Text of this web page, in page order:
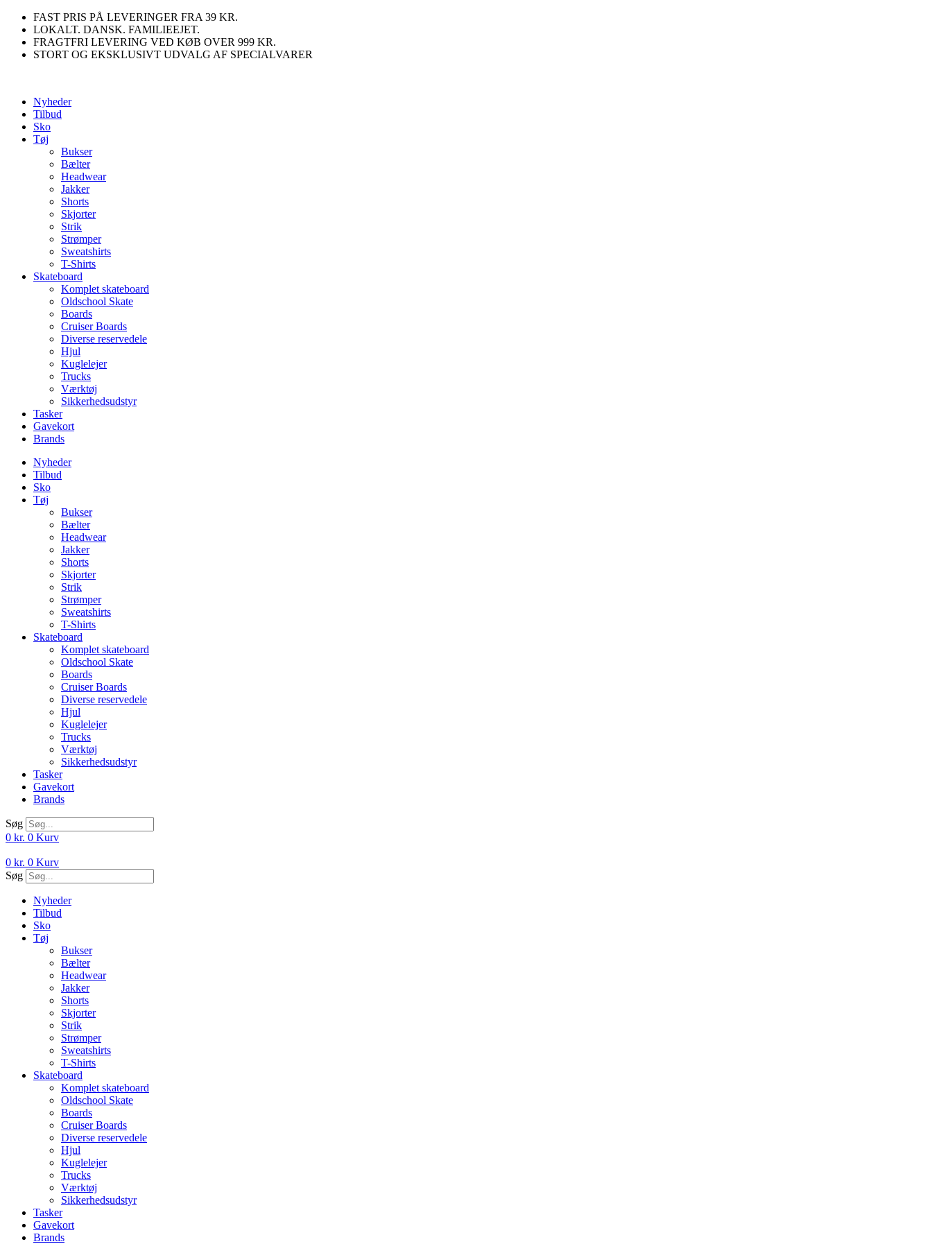
Videre
indhold
FAST PRIS PÅ LEVERINGER FRA 39 KR.
LOKALT. DANSK. FAMILIEEJET.
FRAGTFRI LEVERING VED KØB OVER 999 KR.
STORT OG EKSKLUSIVT UDVALG AF SPECIALVARER
Nyheder
Tilbud
Sko
Tøj
Bukser
Bælter
Headwear
Jakker
Shorts
Skjorter
Strik
Strømper
Sweatshirts
T-Shirts
Skateboard
Komplet skateboard
Oldschool Skate
Boards
Cruiser Boards
Diverse reservedele
Hjul
Kuglelejer
Trucks
Værktøj
Sikkerhedsudstyr
Tasker
Gavekort
Brands
Nyheder
Tilbud
Sko
Tøj
Bukser
Bælter
Headwear
Jakker
Shorts
Skjorter
Strik
Strømper
Sweatshirts
T-Shirts
Skateboard
Komplet skateboard
Oldschool Skate
Boards
Cruiser Boards
Diverse reservedele
Hjul
Kuglelejer
Trucks
Værktøj
Sikkerhedsudstyr
Tasker
Gavekort
Brands
Søg
0 kr. 0 Kurv
0 kr. 0 Kurv
Søg
Nyheder
Tilbud
Sko
Tøj
Bukser
Bælter
Headwear
Jakker
Shorts
Skjorter
Strik
Strømper
Sweatshirts
T-Shirts
Skateboard
Komplet skateboard
Oldschool Skate
Boards
Cruiser Boards
Diverse reservedele
Hjul
Kuglelejer
Trucks
Værktøj
Sikkerhedsudstyr
Tasker
Gavekort
Brands